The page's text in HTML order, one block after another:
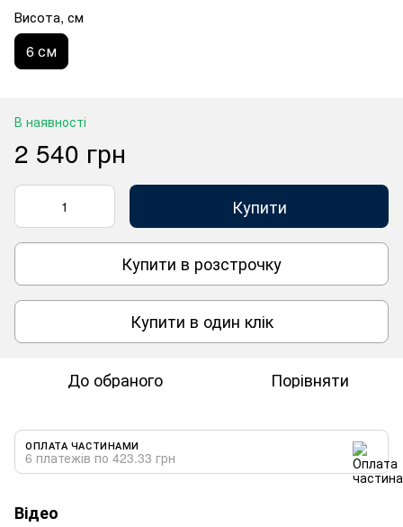
Висота, см
6 см
В наявності
2 540 грн
Купити
Купити в розстрочку
Купити в один клік
До обраного Порівняти
ОПЛАТА ЧАСТИНАМИ
6 платежів по 423.33 грн
Відео